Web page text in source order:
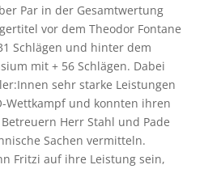
Par in der Gesamtwertung
vor dem Theodor Fontane
Schlägen und hinter dem
mit + 56 Schlägen. Dabei
sehr starke Leistungen
Wettkampf und konnten ihren
Herr Stahl und Pade
Sachen vermitteln.
Fritzi auf ihre Leistung sein,